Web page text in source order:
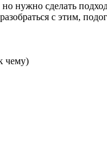
но нужно сделать
с этим,
чему)